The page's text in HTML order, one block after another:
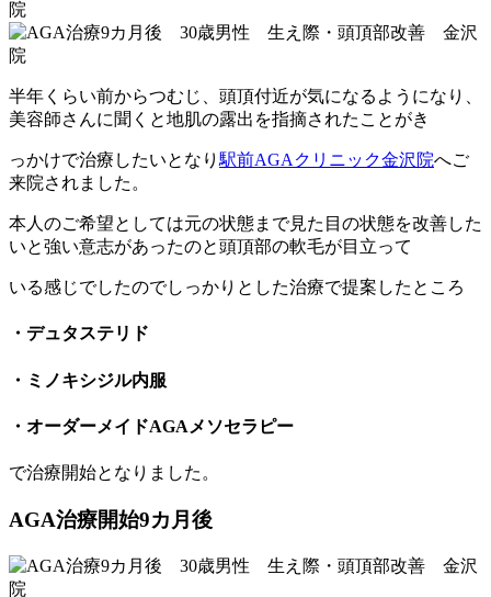
半年くらい前からつむじ、頭頂付近が気になるようになり、
美容師さんに聞くと地肌の露出を指摘されたことがき
っかけで治療したいとなり 駅前AGAクリニック金沢院へご
来院されました。
本人のご希望としては元の状態まで見た目の状態を改善した
いと強い意志があったのと頭頂部の軟毛が目立って
いる感じでしたのでしっかりとした治療で提案したところ
・デュタステリド
・ミノキシジル内服
・オーダーメイドAGAメソセラピー
で治療開始となりました。
AGA治療開始9カ月後